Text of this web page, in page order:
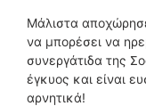
Μάλιστα
να μπορέσει να
συνεργάτιδα της
έγκυος και είναι
αρνητικά!